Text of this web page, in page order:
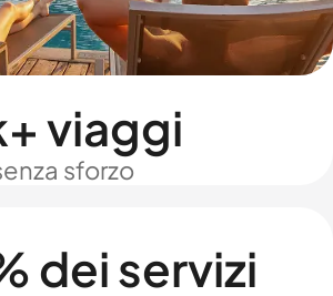
viaggi
sforzo
dei servizi